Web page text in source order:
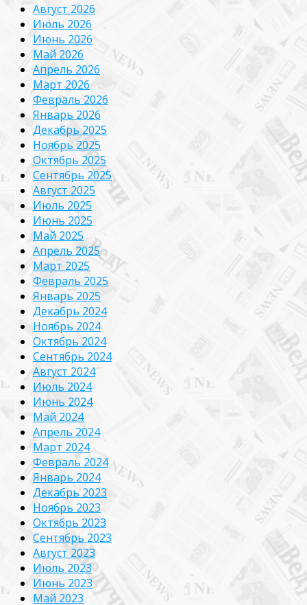
Август 2026
Июль 2026
Июнь 2026
Май 2026
Апрель 2026
Март 2026
Февраль 2026
Январь 2026
Декабрь 2025
Ноябрь 2025
Октябрь 2025
Сентябрь 2025
Август 2025
Июль 2025
Июнь 2025
Май 2025
Апрель 2025
Март 2025
Февраль 2025
Январь 2025
Декабрь 2024
Ноябрь 2024
Октябрь 2024
Сентябрь 2024
Август 2024
Июль 2024
Июнь 2024
Май 2024
Апрель 2024
Март 2024
Февраль 2024
Январь 2024
Декабрь 2023
Ноябрь 2023
Октябрь 2023
Сентябрь 2023
Август 2023
Июль 2023
Июнь 2023
Май 2023